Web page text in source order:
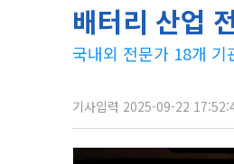
배터리 산업
국내외 전문가 18개 기
기사입력 2025-09-22